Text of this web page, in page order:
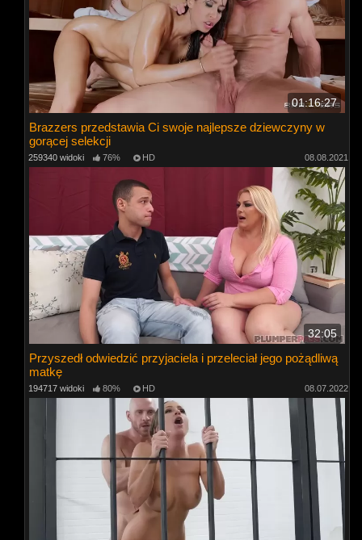
01:16:27
Brazzers przedstawia Ci swoje najlepsze dziewczyny w
gorącej selekcji
259340 widoki 76% HD 08.08.2021
32:05
Przyszedł odwiedzić przyjaciela i przeleciał jego pożądliwą
matkę
194717 widoki 80% HD 08.07.2022